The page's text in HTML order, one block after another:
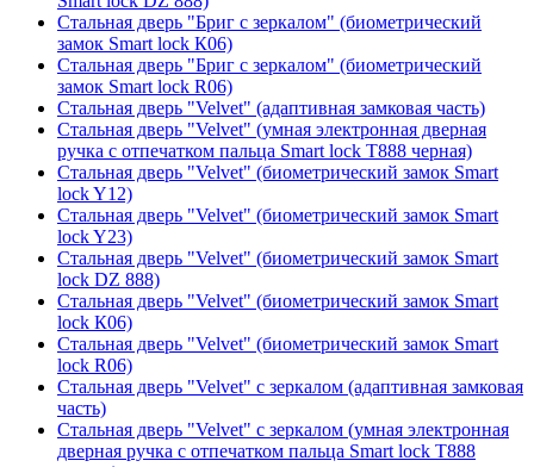
Стальная дверь "Бриг с зеркалом" (биометрический
замок Smart lock К06)
Стальная дверь "Бриг с зеркалом" (биометрический
замок Smart lock R06)
Стальная дверь "Velvet" (адаптивная замковая часть)
Стальная дверь "Velvet" (умная электронная дверная
ручка с отпечатком пальца Smart lock T888 черная)
Стальная дверь "Velvet" (биометрический замок Smart
lock Y12)
Стальная дверь "Velvet" (биометрический замок Smart
lock Y23)
Стальная дверь "Velvet" (биометрический замок Smart
lock DZ 888)
Стальная дверь "Velvet" (биометрический замок Smart
lock К06)
Стальная дверь "Velvet" (биометрический замок Smart
lock R06)
Стальная дверь "Velvet" с зеркалом (адаптивная замковая
часть)
Стальная дверь "Velvet" с зеркалом (умная электронная
дверная ручка с отпечатком пальца Smart lock T888